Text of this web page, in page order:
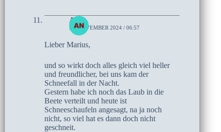
Anke
21. NOVEMBER 2024 / 06:57
Lieber Marius,
und so wirkt doch alles gleich viel heller
und freundlicher, bei uns kam der
Schneefall in der Nacht.
Gestern habe ich noch das Laub in die
Beete verteilt und heute ist
Schneeschaufeln angesagt, na ja noch
nicht, so viel hat es dann doch nicht
geschneit.